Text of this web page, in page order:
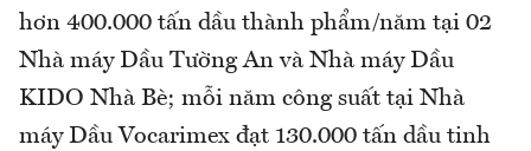
hơn 400.000 tấn dầu thành phẩm/năm tại 02
Nhà máy Dầu Tường An và Nhà máy Dầu
KIDO Nhà Bè; mỗi năm công suất tại Nhà
máy Dầu Vocarimex đạt 130.000 tấn dầu tinh